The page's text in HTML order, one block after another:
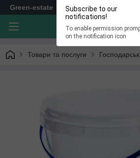
Subscribe to our
notifications!
To enable permission
on the notification icon
Green-estate
Товари та послуги